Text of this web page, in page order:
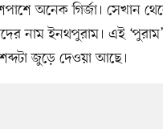
অনেক গির্জা। সেখান
নাম ইনথপুরাম। এই
জুড়ে দেওয়া আছে।